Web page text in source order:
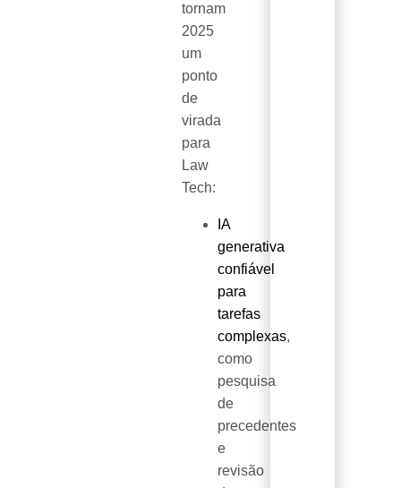
tornam
2025
um
ponto
de
virada
para
Law
Tech:
IA
generativa
confiável
para
tarefas
complexas,
como
pesquisa
de
precedentes
e
revisão